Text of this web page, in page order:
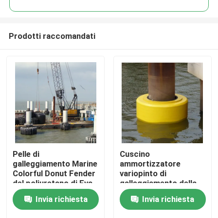
Casa
Prodotti raccomandati
Pelle di
galleggiamento Marine
Colorful Donut Fender
del poliuretano di Eva
Foam Filled Fender
With
Invia richiesta
Cuscino
ammortizzatore
variopinto di
galleggiamento della
schiuma del
poliuretano per il
cuscino
Invia richiesta